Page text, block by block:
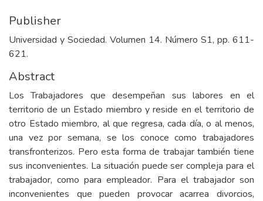
Publisher
Universidad y Sociedad. Volumen 14. Número S1, pp. 611-
621.
Abstract
Los Trabajadores que desempeñan sus labores en el
territorio de un Estado miembro y reside en el territorio de
otro Estado miembro, al que regresa, cada día, o al menos,
una vez por semana, se los conoce como trabajadores
transfronterizos. Pero esta forma de trabajar también tiene
sus inconvenientes. La situación puede ser compleja para el
trabajador, como para empleador. Para el trabajador son
inconvenientes que pueden provocar acarrea divorcios,